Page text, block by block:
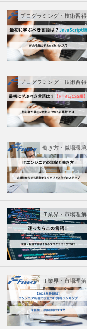
プログラミング・技術習得
プログラミング・技術習得
働き方・職場環境
IT業界・市場理解
IT業界・市場理解